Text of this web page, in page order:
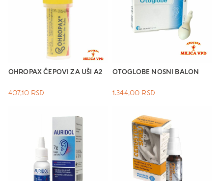
OHROPAX ČEPOVI ZA UŠI A2
407,10 RSD
OTOGLOBE NOSNI BALON
1.344,00 RSD